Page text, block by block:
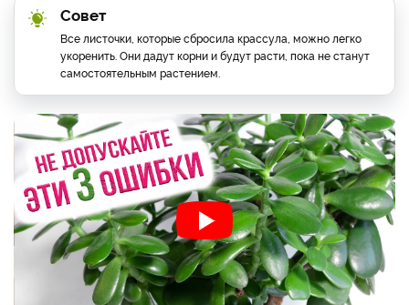
Совет
Все листочки, которые сбросила крассула, можно легко
укоренить. Они дадут корни и будут расти, пока не станут
самостоятельным растением.